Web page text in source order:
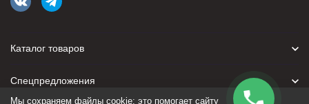
Каталог товаров
Спецпредложения
Мы сохраняем файлы cookie: это помогает сайту